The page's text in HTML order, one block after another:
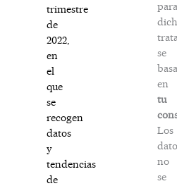
trimestre
de
2022,
en
el
que
se
recogen
datos
y
tendencias
de
para
se
basa
en
tu
Los
no
se